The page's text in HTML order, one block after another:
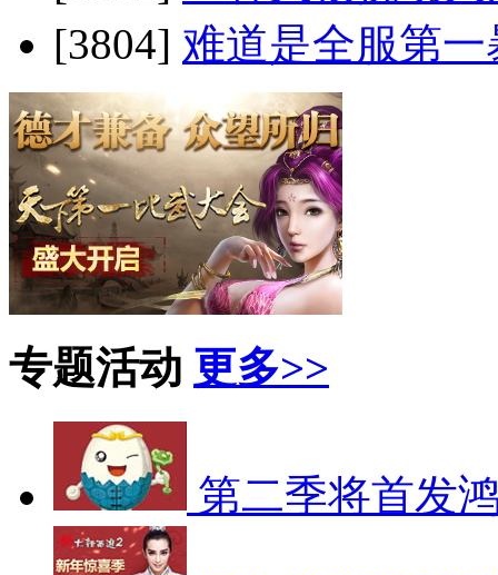
[3804] 难道是全服第
专题活动 更多>>
第二季将首发